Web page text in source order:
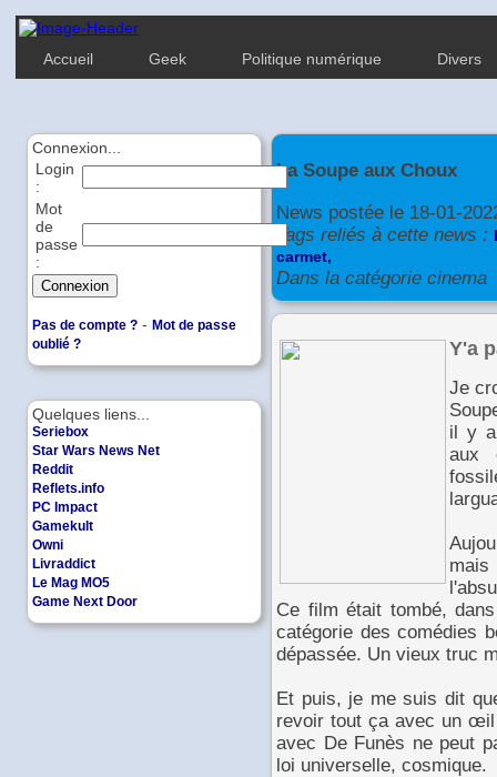
Accueil Geek Politique numérique Divers
Quelques liens...
Seriebox
Star Wars News Net
Reddit
Reflets.info
PC Impact
Gamekult
Owni
Livraddict
Le Mag MO5
Game Next Door
Connexion...
Login
:
Mot
de
passe
:
Pas de compte ? - Mot de passe
oublié ?
La Soupe aux Choux
News postée le 18-01-
Tags reliés à cette news :
carmet,
Dans la catégorie cinema
Y'a
Je
il y a
aux
mais
Ce film était tombé,
catégorie des comédies
dépassée. Un vieux truc
Et puis, je me suis dit
revoir tout ça avec un
avec De Funès ne peut
loi universelle, cosmique.